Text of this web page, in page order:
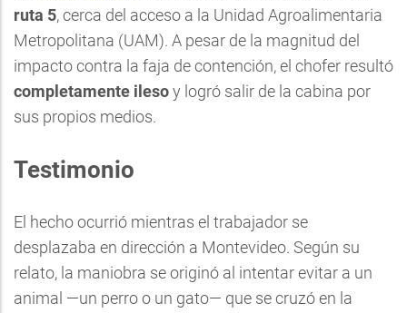
ruta 5, cerca del acceso a la Unidad Agroalimentaria
Metropolitana (UAM). A pesar de la magnitud del
impacto contra la faja de contención, el chofer resultó
completamente ilesoy logró salir de la cabina por
sus propios medios.
Testimonio
El hecho ocurrió mientras el trabajador se
desplazaba en dirección a Montevideo. Según su
relato, la maniobra se originó al intentar evitar a un
animal —un perro o un gato— que se cruzó en la